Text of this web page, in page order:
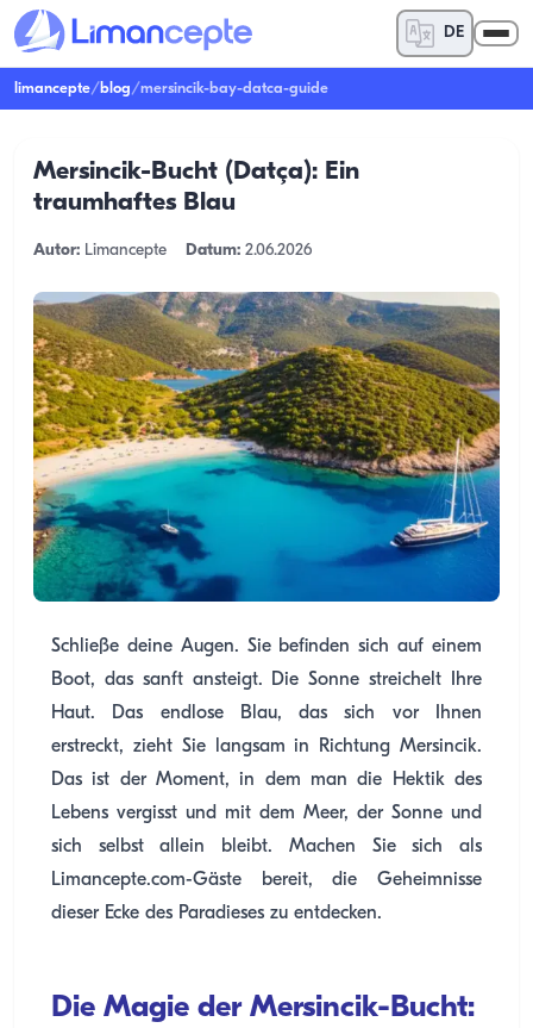
DE
limancepte/blog/mersincik-bay-datca-guide
Mersincik-Bucht (Datça): Ein
traumhaftes Blau
Autor: Limancepte Datum: 2.06.2026
Schließe deine Augen. Sie befinden sich auf einem
Boot, das sanft ansteigt. Die Sonne streichelt Ihre
Haut. Das endlose Blau, das sich vor Ihnen
erstreckt, zieht Sie langsam in Richtung Mersincik.
Das ist der Moment, in dem man die Hektik des
Lebens vergisst und mit dem Meer, der Sonne und
sich selbst allein bleibt. Machen Sie sich als
Limancepte.com-Gäste bereit, die Geheimnisse
dieser Ecke des Paradieses zu entdecken.
Die Magie der Mersincik-Bucht: